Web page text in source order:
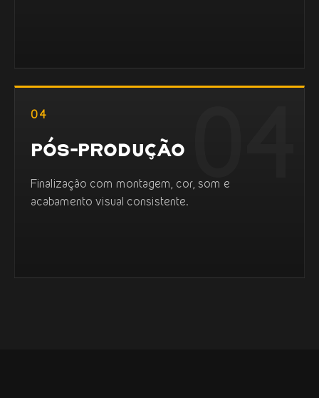
04
PÓS-PRODUÇÃO
Finalização com montagem, cor, som e
acabamento visual consistente.